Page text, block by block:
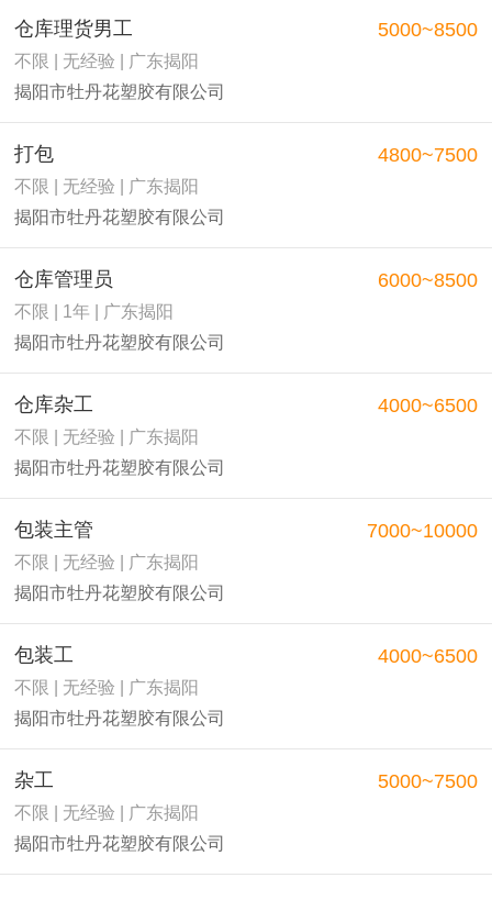
仓库理货男工
不限 | 无经验 | 广东揭阳
揭阳市牡丹花塑胶有限公司
5000~8500
打包
不限 | 无经验 | 广东揭阳
揭阳市牡丹花塑胶有限公司
4800~7500
仓库管理员
不限 | 1年 | 广东揭阳
揭阳市牡丹花塑胶有限公司
6000~8500
仓库杂工
不限 | 无经验 | 广东揭阳
揭阳市牡丹花塑胶有限公司
4000~6500
包装主管
不限 | 无经验 | 广东揭阳
揭阳市牡丹花塑胶有限公司
7000~10000
包装工
不限 | 无经验 | 广东揭阳
揭阳市牡丹花塑胶有限公司
4000~6500
杂工
不限 | 无经验 | 广东揭阳
揭阳市牡丹花塑胶有限公司
5000~7500